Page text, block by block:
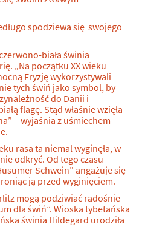
spodziewa się swojego
biała świnia
„Na początku XX wieku
Fryzję wykorzystywali
tych świń jako symbol, by
do Danii i
flagę. Stąd właśnie wzięła
– wyjaśnia z uśmiechem
rasa ta niemal wyginęła, w
odkryć. Od tego czasu
Schwein” angażuje się
ją przed wyginięciem.
mogą podziwiać radośnie
dla świń”. Wioska tybetańska
świnia Hildegard urodziła